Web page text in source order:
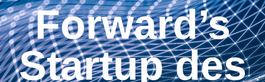
Forward’s
Startup des